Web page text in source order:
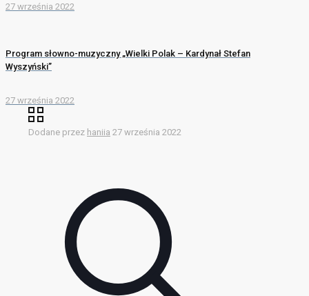
27 września 2022
Program słowno-muzyczny „Wielki Polak – Kardynał Stefan
Wyszyński”
27 września 2022
Dodane przez haniia 27 września 2022